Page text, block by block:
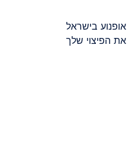
אופנוע בישראל
את הפיצוי שלך